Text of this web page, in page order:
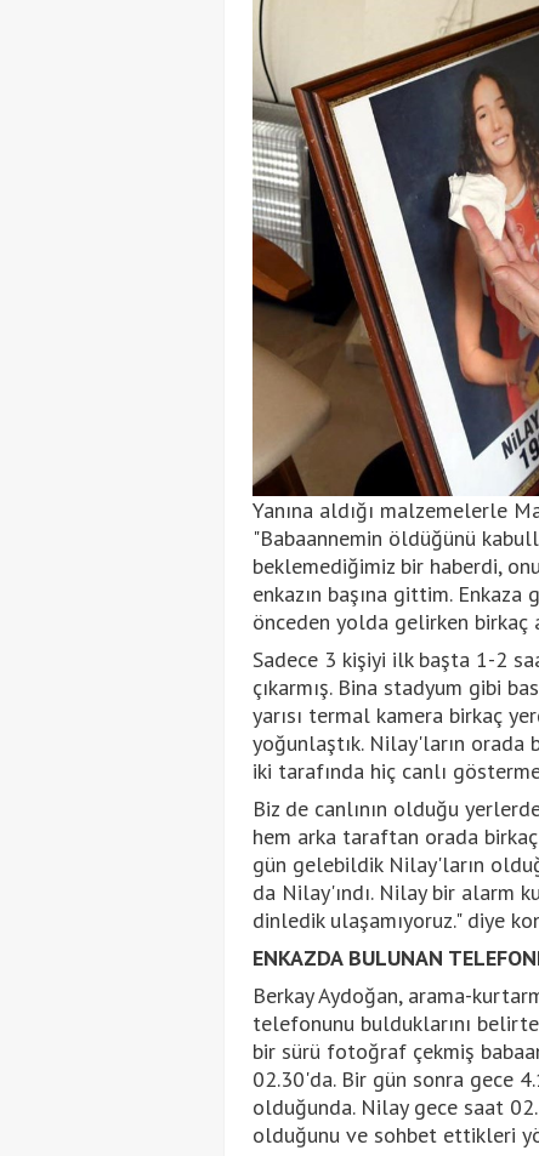
Yanına aldığı malzemelerle
"Babaannemin öldüğünü
beklemediğimiz bir haberdi,
enkazın başına gittim.
önceden yolda gelirken birkaç
Sadece 3 kişiyi ilk başta 1-2
çıkarmış. Bina stadyum gibi
yarısı termal kamera birkaç
yoğunlaştık. Nilay'ların orada
iki tarafında hiç canlı
Biz de canlının olduğu
hem arka taraftan orada
gün gelebildik Nilay'ların
da Nilay'ındı. Nilay bir alarm
dinledik ulaşamıyoruz." diye
ENKAZDA BULUNAN
Berkay Aydoğan, arama-
telefonunu bulduklarını
bir sürü fotoğraf çekmiş
02.30'da. Bir gün sonra gece
olduğunda. Nilay gece saat
olduğunu ve sohbet ettikleri